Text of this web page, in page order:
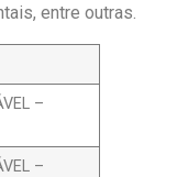
entre outras.
–
–